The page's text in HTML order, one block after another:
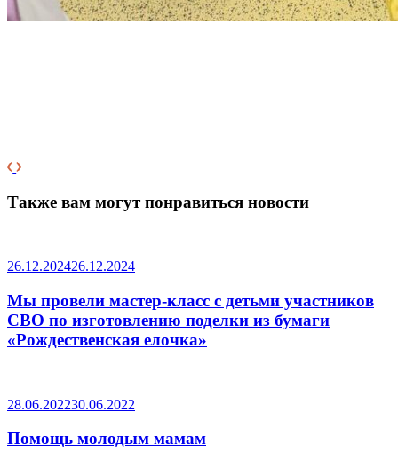
Также вам могут понравиться новости
26.12.202426.12.2024
Мы провели мастер-класс с детьми участников
СВО по изготовлению поделки из бумаги
«Рождественская елочка»
28.06.202230.06.2022
Помощь молодым мамам